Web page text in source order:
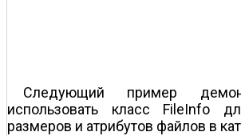
Следующий пример
использовать класс FileInfo
размеров и атрибутов файлов в